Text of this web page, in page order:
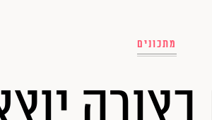
מתכונים